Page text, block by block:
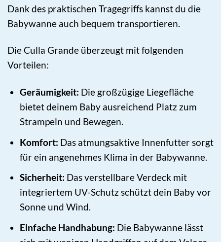
Dank des praktischen Tragegriffs kannst du die
Babywanne auch bequem transportieren.
Die Culla Grande überzeugt mit folgenden
Vorteilen:
Geräumigkeit: Die großzügige Liegefläche
bietet deinem Baby ausreichend Platz zum
Strampeln und Bewegen.
Komfort: Das atmungsaktive Innenfutter sorgt
für ein angenehmes Klima in der Babywanne.
Sicherheit: Das verstellbare Verdeck mit
integriertem UV-Schutz schützt dein Baby vor
Sonne und Wind.
Einfache Handhabung: Die Babywanne lässt